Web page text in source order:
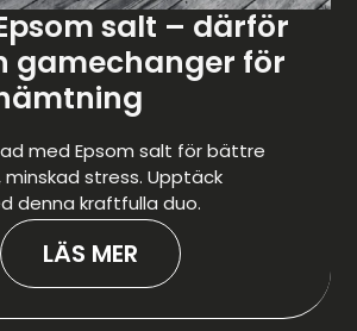
salt – därför
gamechanger för
med Epsom salt för bättre
stress. Upptäck
denna kraftfulla duo.
LÄS MER